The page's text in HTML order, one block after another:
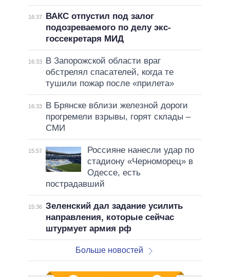
16:37
ВАКС отпустил под залог
подозреваемого по делу экс-
госсекретаря МИД
16:33
В Запорожской области враг
обстрелял спасателей, когда те
тушили пожар после «прилета»
16:33
В Брянске вблизи железной дороги
прогремели взрывы, горят склады –
СМИ
15:57
Россияне нанесли удар по
стадиону «Черноморец» в
Одессе, есть
пострадавший
15:36 Зеленский дал задание усилить
направления, которые сейчас
штурмует армия рф
Больше новостей